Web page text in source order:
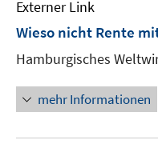
Externer Link
Wieso nicht Rente
Hamburgisches
mehr Informationen